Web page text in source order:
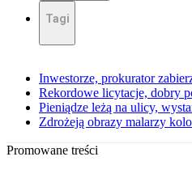
Tagi
Inwestorze, prokurator
Rekordowe licytacje, dobry
Pieniądze leżą na ulicy,
Zdrożeją obrazy malarzy
Promowane treści